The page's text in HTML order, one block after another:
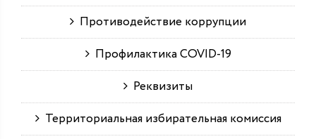
Противодействие коррупции
Профилактика COVID-19
Реквизиты
Территориальная избирательная комиссия